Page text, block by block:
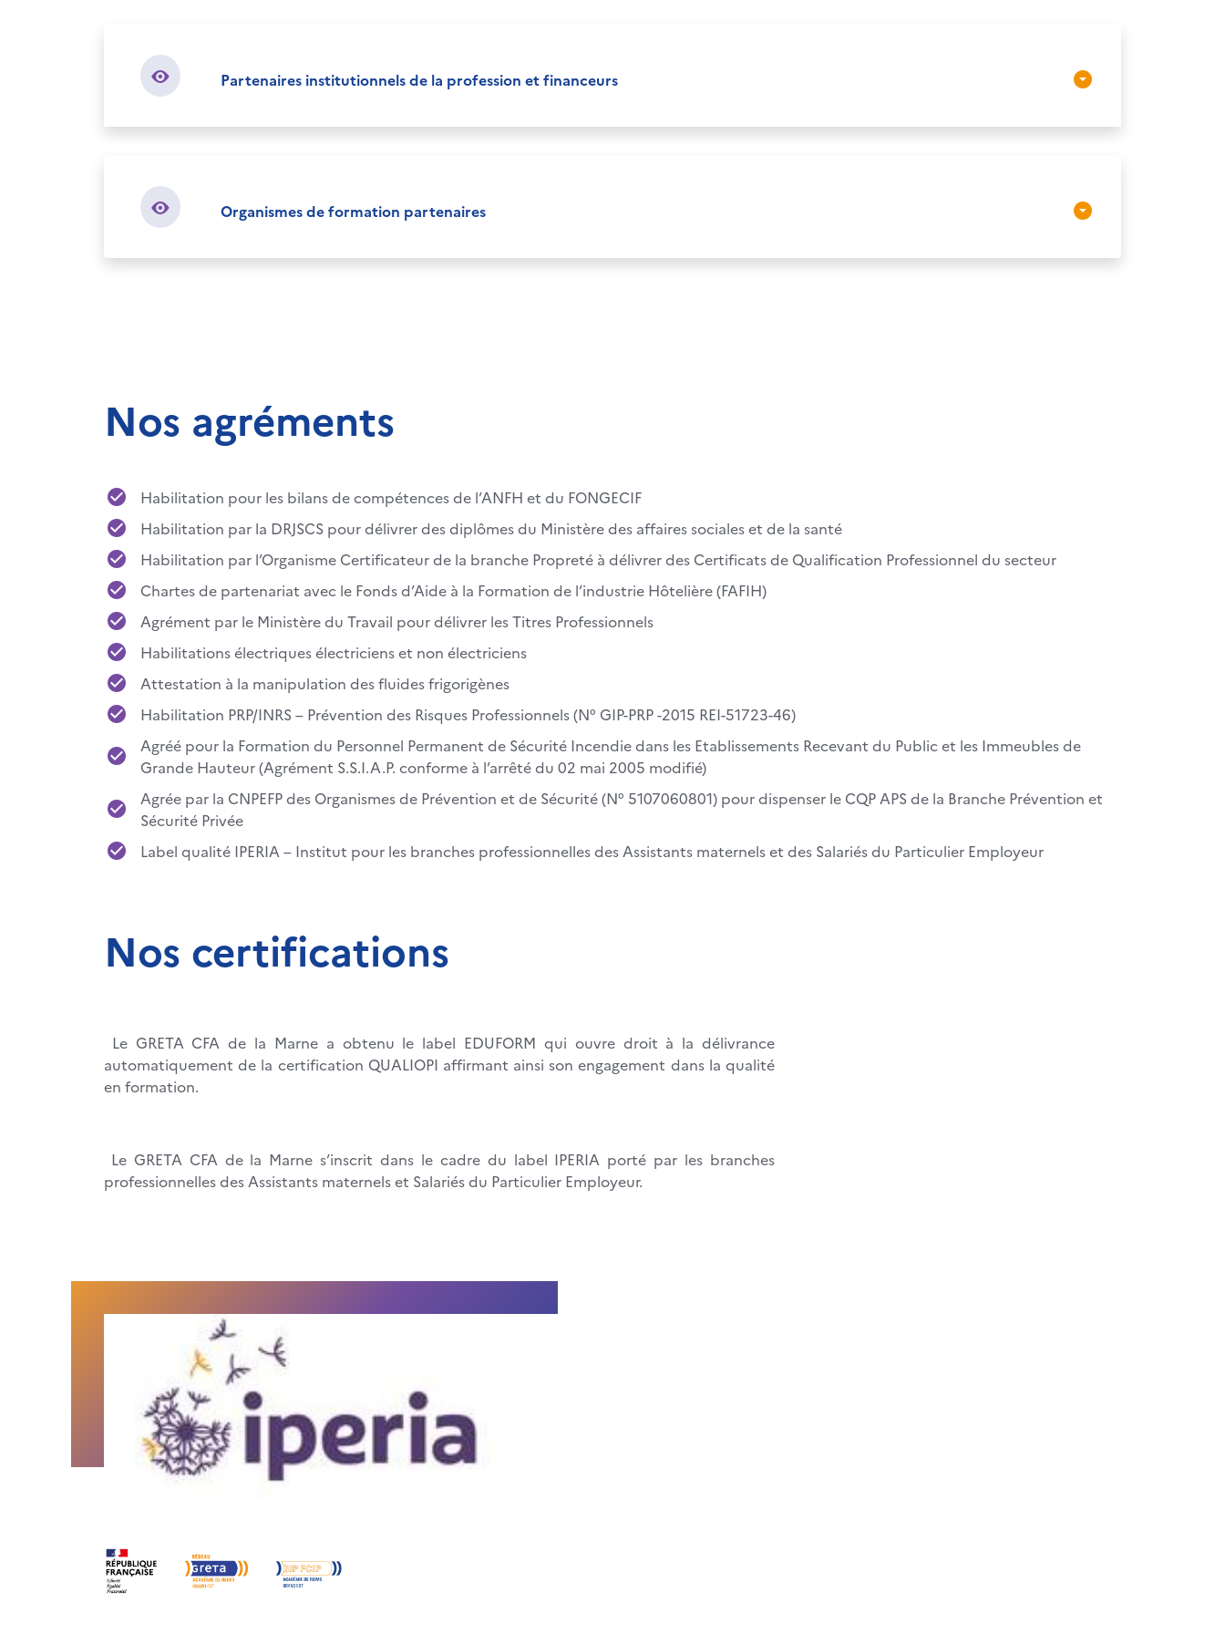
Partenaires institutionnels de la profession et financeurs
Organismes de formation partenaires
Nos agréments
Habilitation pour les bilans de compétences de l’ANFH et du FONGECIF
Habilitation par la DRJSCS pour délivrer des diplômes du Ministère des affaires sociales et de la santé
Habilitation par l’Organisme Certificateur de la branche Propreté à délivrer des Certificats de Qualification Professionnel du secteur
Chartes de partenariat avec le Fonds d’Aide à la Formation de l’industrie Hôtelière (FAFIH)
Agrément par le Ministère du Travail pour délivrer les Titres Professionnels
Habilitations électriques électriciens et non électriciens
Attestation à la manipulation des fluides frigorigènes
Habilitation PRP/INRS – Prévention des Risques Professionnels (N° GIP-PRP -2015 REI-51723-46)
Agréé pour la Formation du Personnel Permanent de Sécurité Incendie dans les Etablissements Recevant du Public et les Immeubles de
Grande Hauteur (Agrément S.S.I.A.P. conforme à l’arrêté du 02 mai 2005 modifié)
Agrée par la CNPEFP des Organismes de Prévention et de Sécurité (N° 5107060801) pour dispenser le CQP APS de la Branche Prévention et
Sécurité Privée
Label qualité IPERIA – Institut pour les branches professionnelles des Assistants maternels et des Salariés du Particulier Employeur
Nos certifications
Le GRETA CFA de la Marne a obtenu le label EDUFORM qui ouvre droit à la délivrance
automatiquement de la certification QUALIOPI affirmant ainsi son engagement dans la qualité
en formation.
Le GRETA CFA de la Marne s’inscrit dans le cadre du label IPERIA porté par les branches
professionnelles des Assistants maternels et Salariés du Particulier Employeur.